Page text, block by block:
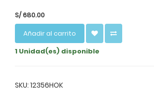
S/680.00
Añadir al carrito
1 Unidad(es) disponible
SKU: 12356HOK